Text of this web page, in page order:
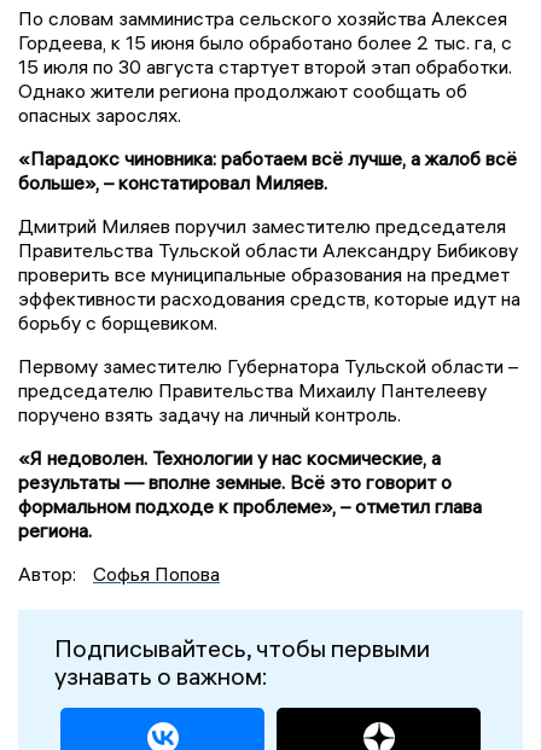
По словам замминистра сельского хозяйства Алексея
Гордеева, к 15 июня было обработано более 2 тыс. га, с
15 июля по 30 августа стартует второй этап обработки.
Однако жители региона продолжают сообщать об
опасных зарослях.
«Парадокс чиновника: работаем всё лучше, а жалоб всё
больше», – констатировал Миляев.
Дмитрий Миляев поручил заместителю председателя
Правительства Тульской области Александру Бибикову
проверить все муниципальные образования на предмет
эффективности расходования средств, которые идут на
борьбу с борщевиком.
Первому заместителю Губернатора Тульской области –
председателю Правительства Михаилу Пантелееву
поручено взять задачу на личный контроль.
«Я недоволен. Технологии у нас космические, а
результаты — вполне земные. Всё это говорит о
формальном подходе к проблеме», – отметил глава
региона.
Автор:
Софья Попова
Подписывайтесь, чтобы первыми
узнавать о важном: